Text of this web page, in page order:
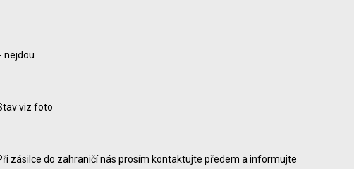
- nejdou
viz foto
zásilce do zahraničí nás prosím kontaktujte předem a informujte